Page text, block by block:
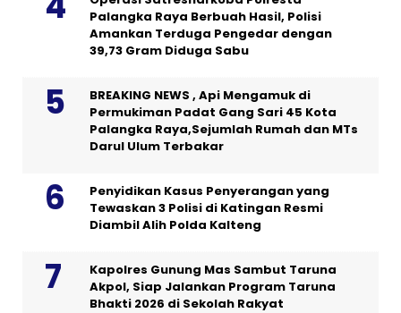
Palangka Raya Berbuah Hasil, Polisi
Amankan Terduga Pengedar dengan
39,73 Gram Diduga Sabu
BREAKING NEWS , Api Mengamuk di
Permukiman Padat Gang Sari 45 Kota
Palangka Raya,Sejumlah Rumah dan MTs
Darul Ulum Terbakar
Penyidikan Kasus Penyerangan yang
Tewaskan 3 Polisi di Katingan Resmi
Diambil Alih Polda Kalteng
Kapolres Gunung Mas Sambut Taruna
Akpol, Siap Jalankan Program Taruna
Bhakti 2026 di Sekolah Rakyat